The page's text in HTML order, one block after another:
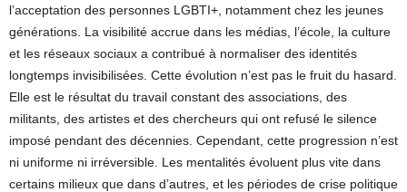
l’acceptation des personnes LGBTI+, notamment chez les jeunes
générations. La visibilité accrue dans les médias, l’école, la culture
et les réseaux sociaux a contribué à normaliser des identités
longtemps invisibilisées. Cette évolution n’est pas le fruit du hasard.
Elle est le résultat du travail constant des associations, des
militants, des artistes et des chercheurs qui ont refusé le silence
imposé pendant des décennies. Cependant, cette progression n’est
ni uniforme ni irréversible. Les mentalités évoluent plus vite dans
certains milieux que dans d’autres, et les périodes de crise politique